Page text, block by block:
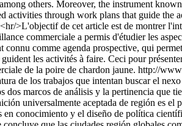
others. Moreover, the instrument
activities through work plans that guide
>L'objectif de cet article est de montrer
commerciale a permis d'étudier les
comme agenda prospective, qui
les activités à faire. Ceci pour
de la poire de chardon jaune. http://
de los trabajos que intentan buscar el
dos marcos de análisis y la pertinencia
universalmente aceptada de región es
conocimiento y el diseño de política